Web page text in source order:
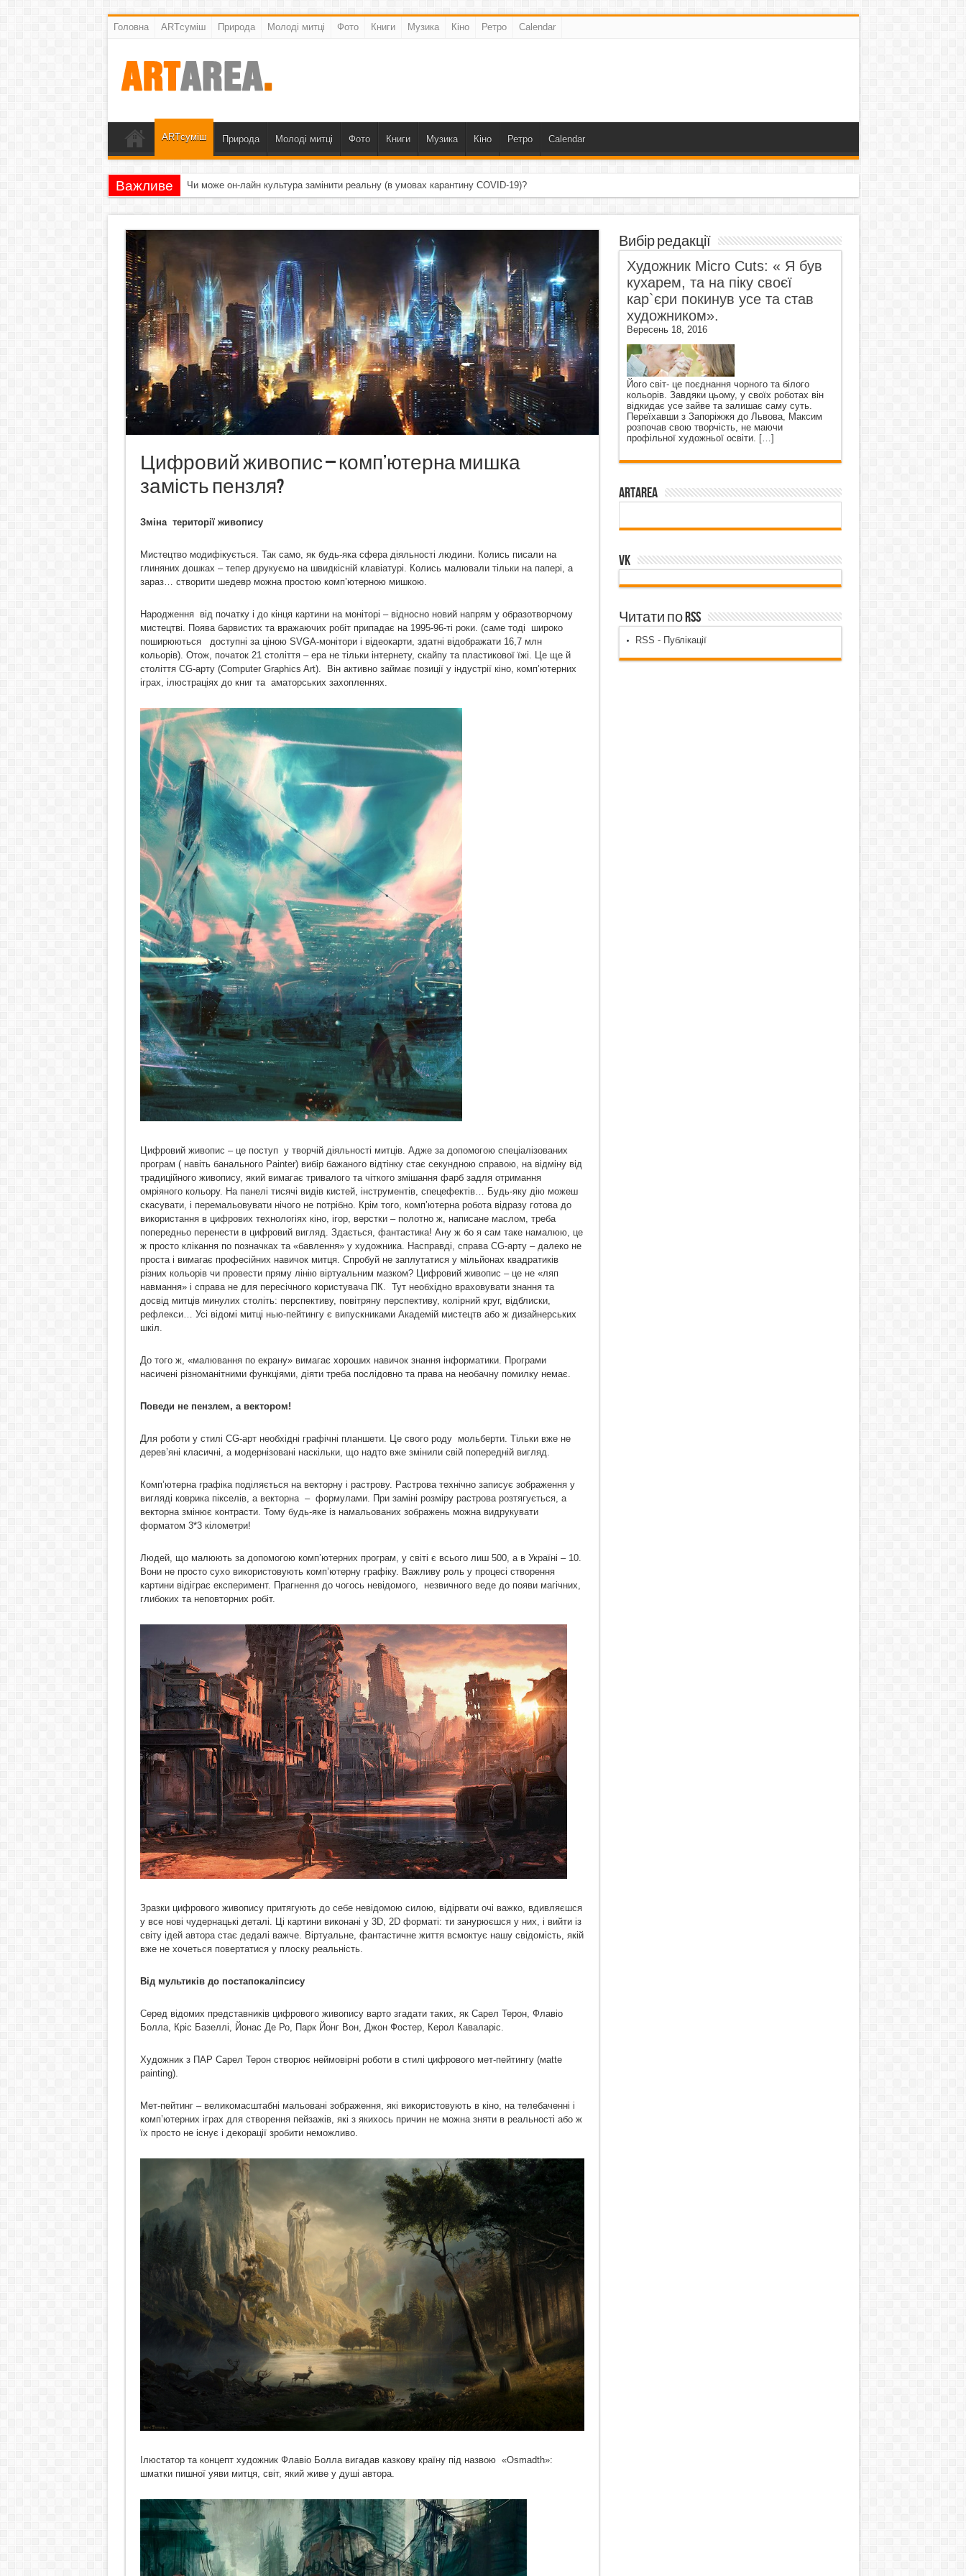
Головна ARTсуміш Природа Молоді митці Фото Книги Музика Кіно Ретро Calendar
ARTсуміш Природа Молоді митці Фото Книги Музика Кіно Ретро Calendar
Важливе Чи може он-лайн культура замінити реальну (в умовах карантину COVID-19)?
Цифровий живопис – комп’ютерна мишка
замість пензля?
Зміна території живопису
Мистецтво модифікується. Так само, як будь-яка сфера діяльності людини. Колись писали на
глиняних дошках – тепер друкуємо на швидкісній клавіатурі. Колись малювали тільки на папері, а
зараз… створити шедевр можна простою комп’ютерною мишкою.
Народження від початку і до кінця картини на моніторі – відносно новий напрям у образотворчому
мистецтві. Поява барвистих та вражаючих робіт припадає на 1995-96-ті роки. (саме тоді широко
поширюються доступні за ціною SVGA-монітори і відеокарти, здатні відображати 16,7 млн
кольорів). Отож, початок 21 століття – ера не тільки інтернету, скайпу та пластикової їжі. Це ще й
століття CG-арту (Computer Graphics Art). Він активно займає позиції у індустрії кіно, комп’ютерних
іграх, ілюстраціях до книг та аматорських захопленнях.
Цифровий живопис – це поступ у творчій діяльності митців. Адже за допомогою спеціалізованих
програм ( навіть банального Painter) вибір бажаного відтінку стає секундною справою, на відміну від
традиційного живопису, який вимагає тривалого та чіткого змішання фарб задля отримання
омріяного кольору. На панелі тисячі видів кистей, інструментів, спецефектів… Будь-яку дію можеш
скасувати, і перемальовувати нічого не потрібно. Крім того, комп’ютерна робота відразу готова до
використання в цифрових технологіях кіно, ігор, верстки – полотно ж, написане маслом, треба
попередньо перенести в цифровий вигляд. Здається, фантастика! Ану ж бо я сам таке намалюю, це
ж просто клікання по позначках та «бавлення» у художника. Насправді, справа CG-арту – далеко не
проста і вимагає професійних навичок митця. Спробуй не заплутатися у мільйонах квадратиків
різних кольорів чи провести пряму лінію віртуальним мазком? Цифровий живопис – це не «ляп
навмання» і справа не для пересічного користувача ПК. Тут необхідно враховувати знання та
досвід митців минулих століть: перспективу, повітряну перспективу, колірний круг, відблиски,
рефлекси… Усі відомі митці нью-пейтингу є випускниками Академій мистецтв або ж дизайнерських
шкіл.
До того ж, «малювання по екрану» вимагає хороших навичок знання інформатики. Програми
насичені різноманітними функціями, діяти треба послідовно та права на необачну помилку немає.
Поведи не пензлем, а вектором!
Для роботи у стилі CG-арт необхідні графічні планшети. Це свого роду мольберти. Тільки вже не
дерев’яні класичні, а модернізовані наскільки, що надто вже змінили свій попередній вигляд.
Комп’ютерна графіка поділяється на векторну і растрову. Растрова технічно записує зображення у
вигляді коврика пікселів, а векторна – формулами. При заміні розміру растрова розтягується, а
векторна змінює контрасти. Тому будь-яке із намальованих зображень можна видрукувати
форматом 3*3 кілометри!
Людей, що малюють за допомогою комп’ютерних програм, у світі є всього лиш 500, а в Україні – 10.
Вони не просто сухо використовують комп’ютерну графіку. Важливу роль у процесі створення
картини відіграє експеримент. Прагнення до чогось невідомого, незвичного веде до появи магічних,
глибоких та неповторних робіт.
Зразки цифрового живопису притягують до себе невідомою силою, відірвати очі важко, вдивляєшся
у все нові чудернацькі деталі. Ці картини виконані у 3D, 2D форматі: ти занурюєшся у них, і вийти із
світу ідей автора стає дедалі важче. Віртуальне, фантастичне життя всмоктує нашу свідомість, якій
вже не хочеться повертатися у плоску реальність.
Від мультиків до постапокаліпсису
Серед відомих представників цифрового живопису варто згадати таких, як Сарел Терон, Флавіо
Болла, Кріс Базеллі, Йонас Де Ро, Парк Йонг Вон, Джон Фостер, Керол Каваларіс.
Художник з ПАР Сарел Терон створює неймовірні роботи в стилі цифрового мет-пейтингу (мatte
рainting).
Мет-пейтинг – великомасштабні мальовані зображення, які використовують в кіно, на телебаченні і
комп’ютерних іграх для створення пейзажів, які з якихось причин не можна зняти в реальності або ж
їх просто не існує і декорації зробити неможливо.
Ілюстатор та концепт художник Флавіо Болла вигадав казкову країну під назвою «Osmadth»:
шматки пишної уяви митця, світ, який живе у душі автора.
Вибір редакції
Художник Micro Cuts: « Я був
кухарем, та на піку своєї
кар`єри покинув усе та став
художником».
Вересень 18, 2016
Його світ- це поєднання чорного та білого
кольорів. Завдяки цьому, у своїх роботах він
відкидає усе зайве та залишає саму суть.
Переїхавши з Запоріжжя до Львова, Максим
розпочав свою творчість, не маючи
профільної художньої освіти. […]
ArtArea
VK
Читати по RSS
RSS - Публікації